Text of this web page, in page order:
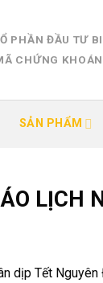
PHẦN ĐẦU TƯ
CHỨNG
SẢN PHẨM
LỊCH
dịp Tết